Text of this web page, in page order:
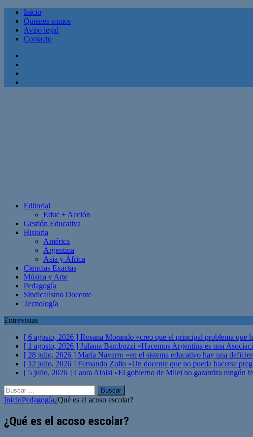
Inicio
Quienes somos
Aviso legal
Contacto
Editorial
Educ + Acción
Gestión Educativa
Historia
América
Argentina
Asia y África
Ciencias Exactas
Música y Arte
Pedagogía
Sindicalismo Docente
Tecnología
Entrevistas
[ 6 agosto, 2026 ] Rosana Morando «creo que el principal problema que
[ 1 agosto, 2026 ] Juliana Bambozzi «Hacemos Argentina es una
[ 28 julio, 2026 ] María Navarro «en el sistema educativo hay una
[ 12 julio, 2026 ] Fernando Zullo «Un docente que no pueda hacerse
[ 5 julio, 2026 ] Laura Aloisi «El gobierno de Milei no garantiza ningún
Buscar:
InicioPedagogía¿Qué es el acoso escolar?
¿Qué es el acoso escolar?